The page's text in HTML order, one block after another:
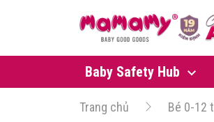
Baby Safety Hub
Trang chủ Bé 0-12